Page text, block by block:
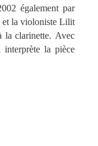
également par
et la violoniste Lilit
la clarinette. Avec
interprète la pièce